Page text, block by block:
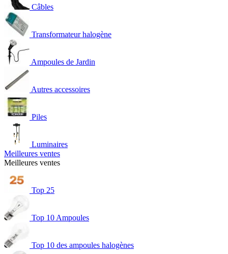
Câbles
Transformateur halogène
Ampoules de Jardin
Autres accessoires
Piles
Luminaires
Meilleures ventes
Meilleures ventes
Top 25
Top 10 Ampoules
Top 10 des ampoules halogènes